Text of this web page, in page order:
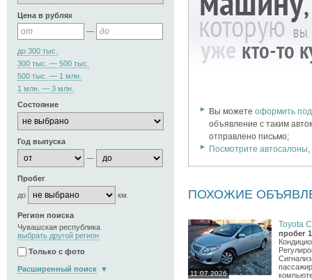
Цена в рублях
—
до 300 тыс.
300 тыс. — 500 тыс.
500 тыс. — 1 млн.
1 млн. — 3 млн.
Состояние
Год выпуска
—
Пробег
до
км.
Регион поиска
Чувашская республика
выбрать другой регион
Только с фото
Расширенный поиск
Вы можетеоформить
объявление с таким
отправлено письмо;
Посмотрите автосалоны
ПОХОЖИЕ
11.07.2026
Toyota
пробег